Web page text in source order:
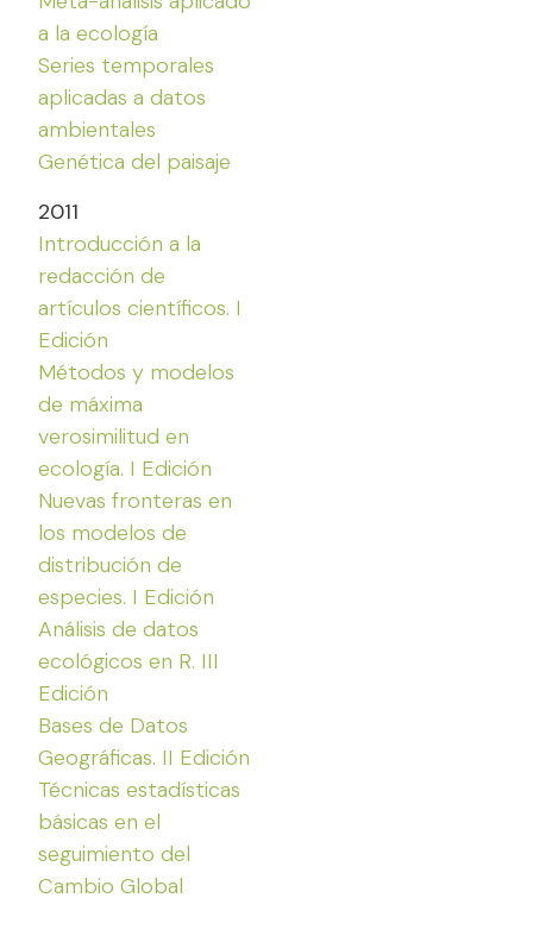
a la ecología
Series temporales
aplicadas a datos
ambientales
Genética del paisaje
2011
Introducción a la
redacción de
artículos científicos. I
Edición
Métodos y modelos
de máxima
verosimilitud en
ecología. I Edición
Nuevas fronteras en
los modelos de
distribución de
especies. I Edición
Análisis de datos
ecológicos en R. III
Edición
Bases de Datos
Geográficas. II Edición
Técnicas estadísticas
básicas en el
seguimiento del
Cambio Global